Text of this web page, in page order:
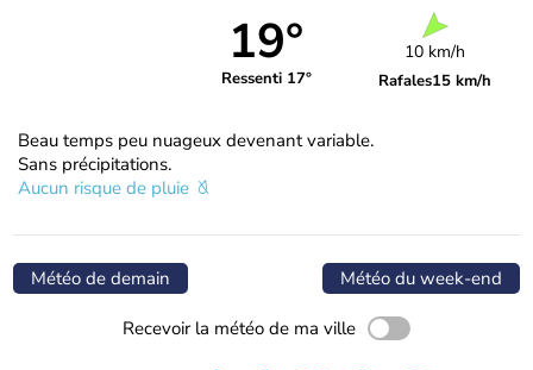
19°
Ressenti 17°
10 km/h
Rafales15 km/h
Beau temps peu nuageux devenant variable.
Sans précipitations.
Aucun risque de pluie
Météo de demain Météo du week-end
Recevoir la météo de ma ville